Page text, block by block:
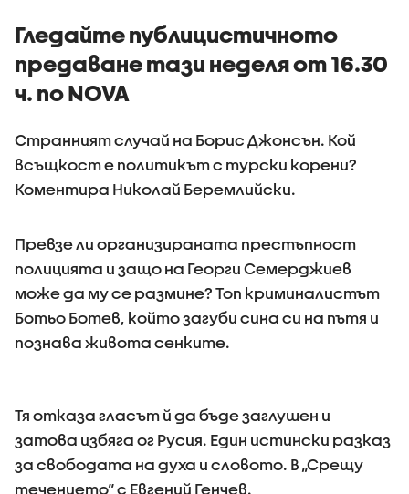
Гледайте публицистичното
предаване тази неделя от 16.30
ч. по NOVA
Странният случай на Борис Джонсън. Кой
всъщкост е политикът с турски корени?
Коментира Николай Беремлийски.
Превзе ли организираната престъпност
полицията и защо на Георги Семерджиев
може да му се размине? Топ криминалистът
Ботьо Ботев, който загуби сина си на пътя и
познава живота сенките.
Тя отказа гласът й да бъде заглушен и
затова избяга ог Русия. Един истински разказ
за свободата на духа и словото. В „Срещу
течението“ с Евгений Генчев.